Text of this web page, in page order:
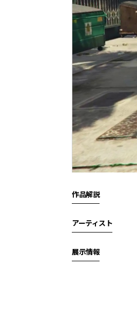
作品解説
アーティスト
展示情報